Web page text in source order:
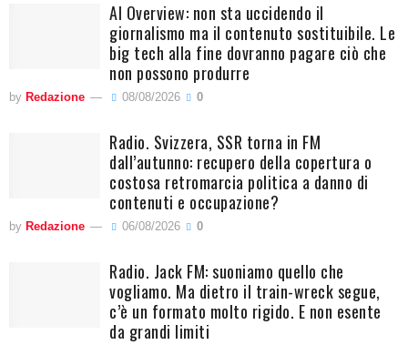
AI Overview: non sta uccidendo il
giornalismo ma il contenuto sostituibile. Le
big tech alla fine dovranno pagare ciò che
non possono produrre
by Redazione 08/08/2026 0
Radio. Svizzera, SSR torna in FM
dall’autunno: recupero della copertura o
costosa retromarcia politica a danno di
contenuti e occupazione?
by Redazione 06/08/2026 0
Radio. Jack FM: suoniamo quello che
vogliamo. Ma dietro il train-wreck segue,
c’è un formato molto rigido. E non esente
da grandi limiti